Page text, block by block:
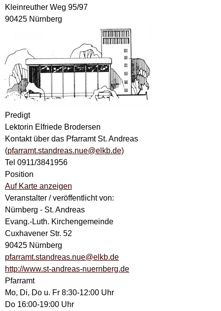
Kleinreuther Weg 95/97
90425 Nürnberg
Predigt
Lektorin Elfriede Brodersen
Kontakt über das Pfarramt St. Andreas
(pfarramt.standreas.nue@elkb.de)
Tel 0911/3841956
Position
Auf Karte anzeigen
Veranstalter / veröffentlicht von:
Nürnberg - St. Andreas
Evang.-Luth. Kirchengemeinde
Cuxhavener Str. 52
90425 Nürnberg
pfarramt.standreas.nue@elkb.de
http://www.st-andreas-nuernberg.de
Pfarramt
Mo, Di, Do u. Fr 8:30-12:00 Uhr
Do 16:00-19:00 Uhr